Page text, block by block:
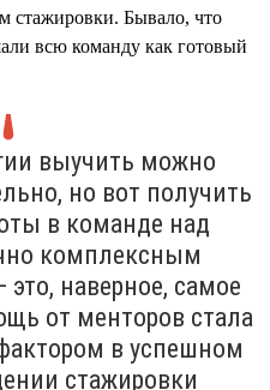
стажировки. Бывало, что
всю команду как готовый
выучить можно
но вот получить
в команде над
комплексным
наверное, самое
от менторов стала
в успешном
стажировки